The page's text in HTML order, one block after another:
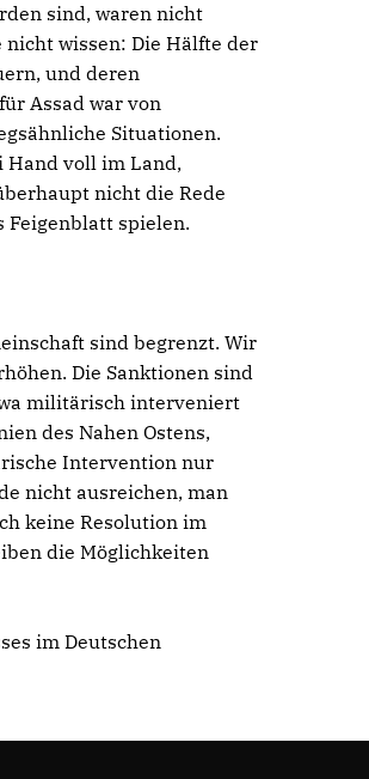
sind, waren nicht
wissen: Die Hälfte der
und deren
Assad war von
Situationen.
Hand voll im Land,
nicht die Rede
Feigenblatt spielen.
sind begrenzt. Wir
Die Sanktionen sind
militärisch interveniert
des Nahen Ostens,
Intervention nur
nicht ausreichen, man
keine Resolution im
die Möglichkeiten
im Deutschen